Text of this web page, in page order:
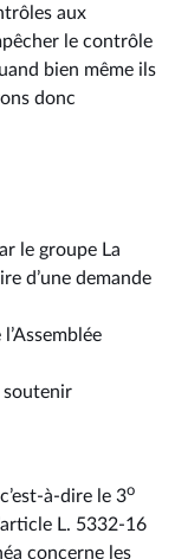
aux
le contrôle
bien même ils
donc
le groupe La
d’une demande
soutenir
à-dire le 3o
L. 5332-16
concerne les